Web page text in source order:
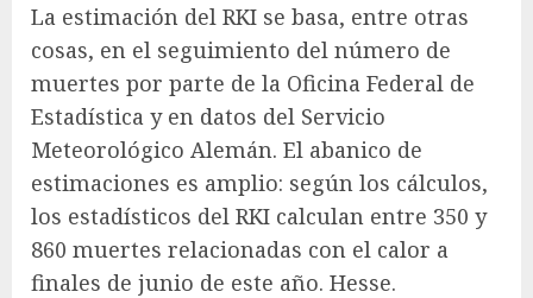
La estimación del RKI se basa, entre otras
cosas, en el seguimiento del número de
muertes por parte de la Oficina Federal de
Estadística y en datos del Servicio
Meteorológico Alemán. El abanico de
estimaciones es amplio: según los cálculos,
los estadísticos del RKI calculan entre 350 y
860 muertes relacionadas con el calor a
finales de junio de este año. Hesse.